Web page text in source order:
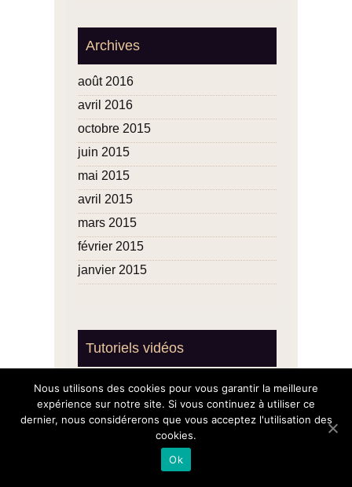
Archives
août 2016
avril 2016
octobre 2015
juin 2015
mai 2015
avril 2015
mars 2015
février 2015
janvier 2015
Tutoriels vidéos
Crackez le Wi-Fi du voisin !
Nous utilisons des cookies pour vous garantir la meilleure
expérience sur notre site. Si vous continuez à utiliser ce
dernier, nous considérerons que vous acceptez l'utilisation des
cookies.
Ok